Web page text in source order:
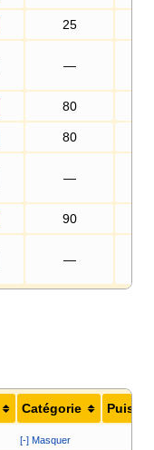
25
—
80
80
—
90
—
Catégorie
[-] Masquer